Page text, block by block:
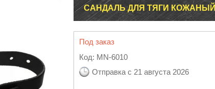
САНДАЛЬ ДЛЯ ТЯГИ КОЖАНЫЙ
Под заказ
Код: MN-6010
Отправка с 21 августа 2026